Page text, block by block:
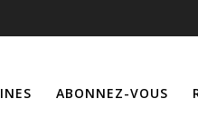
ABONNEZ-VOUS